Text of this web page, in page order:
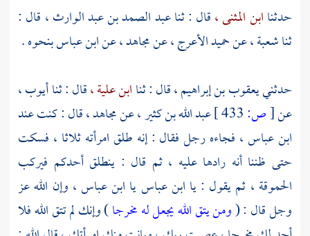
حدثناابن المثنى ،قال : ثناعبد الصمد بن عبد الوارث ، قال :
ثناشعبة ،عنحميد الأعرج ،عنمجاهد ،عنابن عباسبنحوه .
حدثنييعقوب بن إبراهيم ،قال : ثناابن علية ،قال : ثناأيوب ،
عن[ص: عبد الله بن كثير ،عنمجاهد ،قال : كنت عند
ابن عباس ، فجاءه رجل فقال : إنه طلق امرأته ثلاثا ، فسكت
حتى ظننا أنه رادها عليه ، ثم قال : ينطلق أحدكم فيركب
الحموقة ، ثم يقول : يا ابن عباسيا ابن عباس ، وإن الله عز
وجل قال : (ومن يتق الله يجعل له مخرجا) وإنك لم تتق الله فلا